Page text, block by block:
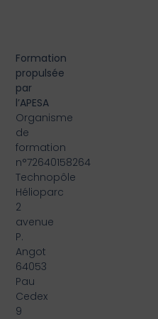
Formation
propulsée
par
l’APESA
Organisme
de
formation
n°72640158264
Technopôle
Hélioparc
2
avenue
P.
Angot
64053
Pau
Cedex
9